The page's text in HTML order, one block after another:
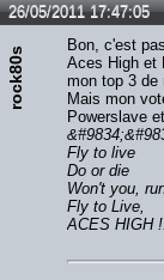
26/05/2011 17:47:05
rock80s
Bon, c'est
Aces High et
mon top 3 de
Mais mon
Powerslave
Fly to live
Do or die
Won't you,
Fly to Live,
ACES HIGH